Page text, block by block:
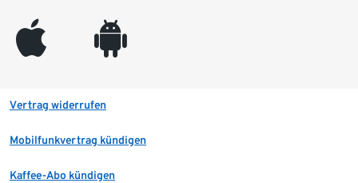
appleinc android
Vertrag widerrufen
Mobilfunkvertrag kündigen
Kaffee-Abo kündigen